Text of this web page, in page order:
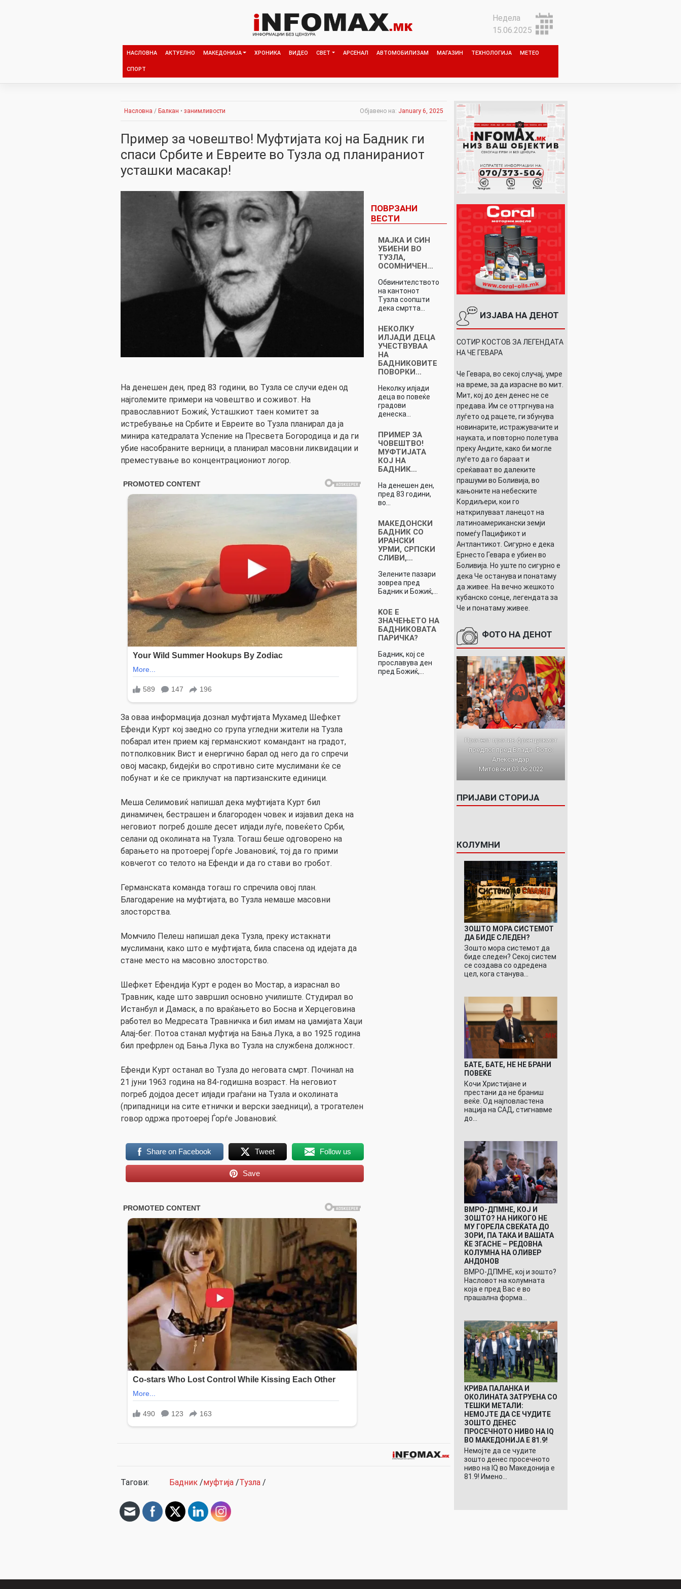
Недела
15.06.2025
НАСЛОВНА АКТУЕЛНО МАКЕДОНИЈА ХРОНИКА ВИДЕО СВЕТ АРСЕНАЛ АВТОМОБИЛИЗАМ МАГАЗИН ТЕХНОЛОГИЈА МЕТЕО
СПОРТ
Насловна / Балкан • занимливости Објавено на: January 6, 2025
Пример за човештво! Муфтијата кој на Бадник ги
спаси Србите и Евреите во Тузла од планираниот
усташки масакар!
На денешен ден, пред 83 години, во Тузла се случи еден од
најголемите примери на човештво и соживот. На
православниот Божиќ, Усташкиот таен комитет за
истребување на Србите и Евреите во Тузла планирал да ја
минира катедралата Успение на Пресвета Богородица и да ги
убие насобраните верници, а планирал масовни ликвидации и
преместување во концентрациониот логор.
За оваа информација дознал муфтијата Мухамед Шефкет
Ефенди Курт кој заедно со група угледни жители на Тузла
побарал итен прием кај германскиот командант на градот,
потполковник Вист и енергично барал од него да го спречи
овој масакр, бидејќи во спротивно сите муслимани ќе се
побунат и ќе се приклучат на партизанските единици.
Меша Селимовиќ напишал дека муфтијата Курт бил
динамичен, бестрашен и благороден човек и изјавил дека на
неговиот погреб дошле десет илјади луѓе, повеќето Срби,
селани од околината на Тузла. Тогаш беше одговорено на
барањето на протоереј Ѓорѓе Јовановиќ, тој да го прими
ковчегот со телото на Ефенди и да го стави во гробот.
Германската команда тогаш го спречила овој план.
Благодарение на муфтијата, во Тузла немаше масовни
злосторства.
Момчило Пелеш напишал дека Тузла, преку истакнати
муслимани, како што е муфтијата, била спасена од идејата да
стане место на масовно злосторство.
Шефкет Ефендија Курт е роден во Мостар, а израснал во
Травник, каде што завршил основно училиште. Студирал во
Истанбул и Дамаск, а по враќањето во Босна и Херцеговина
работел во Медресата Травничка и бил имам на џамијата Хаџи
Алај-бег. Потоа станал муфтија на Бања Лука, а во 1925 година
бил префрлен од Бања Лука во Тузла на службена должност.
Ефенди Курт останал во Тузла до неговата смрт. Починал на
21 јуни 1963 година на 84-годишна возраст. На неговиот
погреб дојдоа десет илјади граѓани на Тузла и околината
(припадници на сите етнички и верски заедници), а трогателен
говор одржа протоереј Ѓорѓе Јовановиќ.
Share on Facebook Tweet Follow us
Save
ПОВРЗАНИ
ВЕСТИ
МАЈКА И СИН
УБИЕНИ ВО
ТУЗЛА,
ОСОМНИЧЕН…
Обвинителството
на кантонот
Тузла соопшти
дека смртта…
НЕКОЛКУ
ИЛЈАДИ ДЕЦА
УЧЕСТВУВАА
НА
БАДНИКОВИТЕ
ПОВОРКИ…
Неколку илјади
деца во повеќе
градови
денеска…
ПРИМЕР ЗА
ЧОВЕШТВО!
МУФТИЈАТА
КОЈ НА
БАДНИК…
На денешен ден,
пред 83 години,
во…
МАКЕДОНСКИ
БАДНИК СО
ИРАНСКИ
УРМИ, СРПСКИ
СЛИВИ,…
Зелените пазари
зовреа пред
Бадник и Божиќ,…
KOЕ E
ЗНАЧЕЊЕТО НА
БАДНИКОВАТА
ПАРИЧКА?
Бадник, кој се
прославува ден
пред Божиќ,…
Тагови: Бадник /муфтија /Тузла /
ИЗЈАВА НА ДЕНОТ
СОТИР КОСТОВ ЗА ЛЕГЕНДАТА
НА ЧЕ ГЕВАРА
Че Гевара, во секој случај, умре
на време, за да израсне во мит.
Мит, кој до ден денес не се
предава. Им се оттргнува на
луѓето од рацете, ги збунува
новинарите, истражувачите и
науката, и повторно полетува
преку Андите, како би могле
луѓето да го бараат и
среќаваат во далеките
прашуми во Боливија, во
кањоните на небеските
Кордиљери, кои го
наткрилуваат ланецот на
латиноамерикански земји
помеѓу Пацификот и
Антлантикот. Сигурно е дека
Ернесто Гевара е убиен во
Боливија. Но уште по сигурно е
дека Че останува и понатаму
да живее. На вечно жешкото
кубанско сонце, легендата за
Че и понатаму живее.
ФОТО НА ДЕНОТ
Протест против францускиот
предлог пред Влада. Фото:
Александар
Митовски,03.06.2022
ПРИЈАВИ СТОРИЈА
КОЛУМНИ
ЗОШТО МОРА СИСТЕМОТ
ДА БИДЕ СЛЕДЕН?
Зошто мора системот да
биде следен? Секој систем
се создава со одредена
цел, кога станува…
БАТЕ, БАТЕ, НЕ НЕ БРАНИ
ПОВЕЌЕ
Кочи Христијане и
престани да не браниш
веќе. Од најповластена
нација на САД, стигнавме
до…
ВМРО-ДПМНЕ, КОЈ И
ЗОШТО? НА НИКОГО НЕ
МУ ГОРЕЛА СВЕЌАТА ДО
ЗОРИ, ПА ТАКА И ВАШАТА
ЌЕ ЗГАСНЕ – РЕДОВНА
КОЛУМНА НА ОЛИВЕР
АНДОНОВ
ВМРО-ДПМНЕ, кој и зошто?
Насловот на колумната
која е пред Вас е во
прашална форма…
КРИВА ПАЛАНКА И
ОКОЛИНАТА ЗАТРУЕНА СО
ТЕШКИ МЕТАЛИ:
НЕМОЈТЕ ДА СЕ ЧУДИТЕ
ЗОШТО ДЕНЕС
ПРОСЕЧНОТО НИВО НА IQ
ВО МАКЕДОНИЈА Е 81.9!
Немојте да се чудите
зошто денес просечното
ниво на IQ во Македонија е
81.9! Имено…